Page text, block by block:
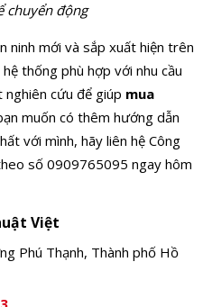
chuyển động
ninh mới và sắp xuất hiện trên
thống phù hợp với nhu cầu
nghiên cứu để giúp mua
muốn có thêm hướng dẫn
với mình, hãy liên hệ Công
số 0909765095 ngay hôm
Việt
Phú Thạnh, Thành phố Hồ